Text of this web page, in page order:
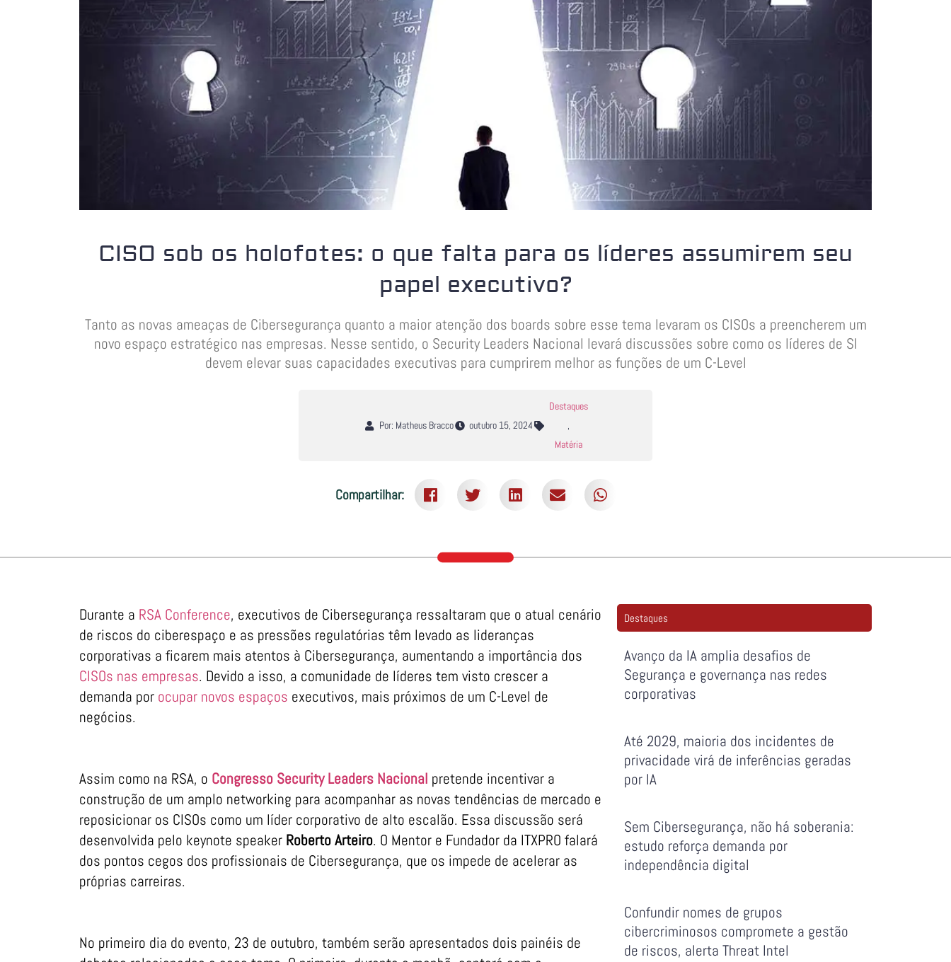
CISO sob os holofotes: o que falta para os líderes assumirem seu
papel executivo?
Tanto as novas ameaças de Cibersegurança quanto a maior atenção dos boards sobre esse tema levaram os CISOs a preencherem um
novo espaço estratégico nas empresas. Nesse sentido, o Security Leaders Nacional levará discussões sobre como os líderes de SI
devem elevar suas capacidades executivas para cumprirem melhor as funções de um C-Level
Por: Matheus Bracco outubro 15, 2024
Destaques
,
Matéria
Compartilhar:
Durante a RSA Conference, executivos de Cibersegurança ressaltaram que o atual cenário
de riscos do ciberespaço e as pressões regulatórias têm levado as lideranças
corporativas a ficarem mais atentos à Cibersegurança, aumentando a importância dos
CISOs nas empresas. Devido a isso, a comunidade de líderes tem visto crescer a
demanda por ocupar novos espaços executivos, mais próximos de um C-Level de
negócios.
Assim como na RSA, o Congresso Security Leaders Nacional pretende incentivar a
construção de um amplo networking para acompanhar as novas tendências de mercado e
reposicionar os CISOs como um líder corporativo de alto escalão. Essa discussão será
desenvolvida pelo keynote speaker Roberto Arteiro. O Mentor e Fundador da ITXPRO falará
dos pontos cegos dos profissionais de Cibersegurança, que os impede de acelerar as
próprias carreiras.
No primeiro dia do evento, 23 de outubro, também serão apresentados dois painéis de
Destaques
Avanço da IA amplia desafios de
Segurança e governança nas redes
corporativas
Até 2029, maioria dos incidentes de
privacidade virá de inferências geradas
por IA
Sem Cibersegurança, não há soberania:
estudo reforça demanda por
independência digital
Confundir nomes de grupos
cibercriminosos compromete a gestão
de riscos, alerta Threat Intel